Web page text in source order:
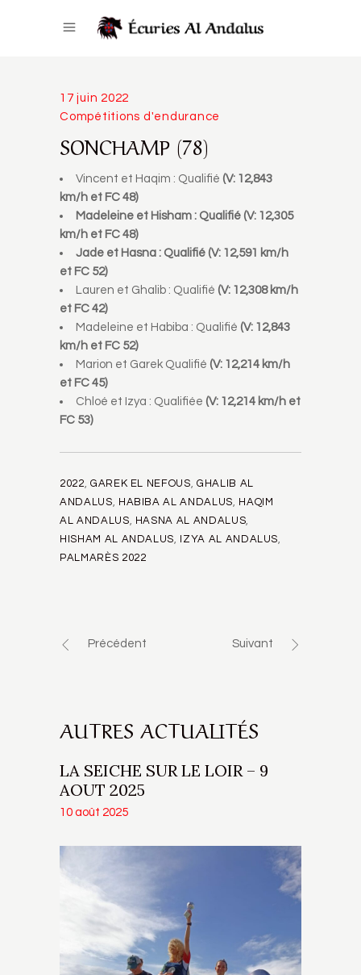
17 juin 2022
Compétitions d'endurance
SONCHAMP (78)
Vincent et Haqim : Qualifié (V: 12,843
km/h et FC 48)
Madeleine et Hisham : Qualifié (V: 12,305
km/h et FC 48)
Jade et Hasna : Qualifié (V: 12,591 km/h
et FC 52)
Lauren et Ghalib : Qualifié (V: 12,308 km/h
et FC 42)
Madeleine et Habiba : Qualifié (V: 12,843
km/h et FC 52)
Marion et Garek Qualifié (V: 12,214 km/h
et FC 45)
Chloé et Izya : Qualifiée (V: 12,214 km/h et
FC 53)
2022, GAREK EL NEFOUS, GHALIB AL
ANDALUS, HABIBA AL ANDALUS, HAQIM
AL ANDALUS, HASNA AL ANDALUS,
HISHAM AL ANDALUS, IZYA AL ANDALUS,
PALMARÈS 2022
Précédent Suivant
AUTRES ACTUALITÉS
LA SEICHE SUR LE LOIR – 9
AOUT 2025
10 août 2025